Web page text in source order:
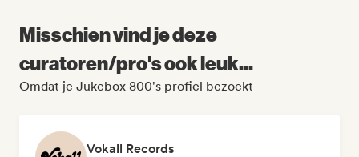
Misschien vind je deze
curatoren/pro's ook leuk...
Omdat je Jukebox 800's profiel bezoekt
Vokall Records